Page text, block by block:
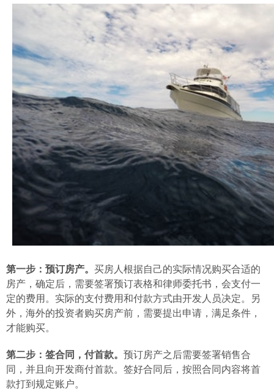
第一步：预订房产。 买房人根据自己的实际情况购买合适的
房产，确定后，需要签署预订表格和律师委托书，会支付一
定的费用。实际的支付费用和付款方式由开发人员决定。另
外，海外的投资者购买房产前，需要提出申请，满足条件，
才能购买。
第二步：签合同，付首款。 预订房产之后需要签署销售合
同，并且向开发商付首款。签好合同后，按照合同内容将首
款打到规定账户。